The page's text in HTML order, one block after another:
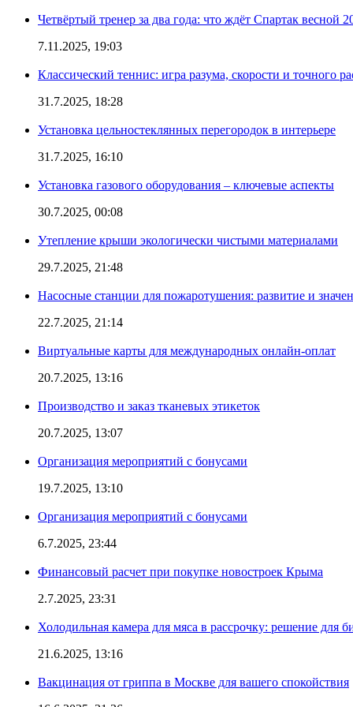
Четвёртый тренер за два года: что ждёт Спартак весной
7.11.2025, 19:03
Классический теннис: игра разума, скорости и точного
31.7.2025, 18:28
Установка цельностеклянных перегородок в интерьере
31.7.2025, 16:10
Установка газового оборудования – ключевые аспекты
30.7.2025, 00:08
Утепление крыши экологически чистыми материалами
29.7.2025, 21:48
Насосные станции для пожаротушения: развитие и
22.7.2025, 21:14
Виртуальные карты для международных онлайн-оплат
20.7.2025, 13:16
Производство и заказ тканевых этикеток
20.7.2025, 13:07
Организация мероприятий с бонусами
19.7.2025, 13:10
Организация мероприятий с бонусами
6.7.2025, 23:44
Финансовый расчет при покупке новостроек Крыма
2.7.2025, 23:31
Холодильная камера для мяса в рассрочку: решение для
21.6.2025, 13:16
Вакцинация от гриппа в Москве для вашего спокойствия